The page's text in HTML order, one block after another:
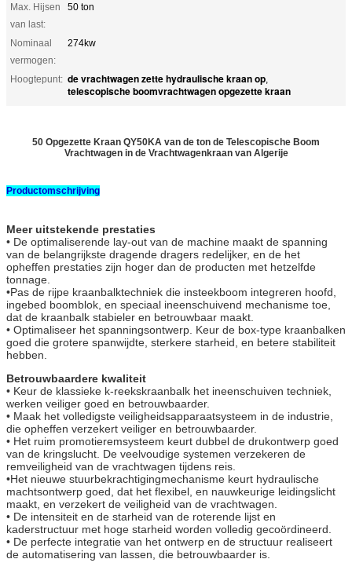
Max. Hijsen
van last:
50 ton
Nominaal
vermogen:
274kw
Hoogtepunt: de vrachtwagen zette hydraulische kraan op,
telescopische boomvrachtwagen opgezette kraan
50 Opgezette Kraan QY50KA van de ton de Telescopische Boom
Vrachtwagen in de Vrachtwagenkraan van Algerije
Productomschrijving
Meer uitstekende prestaties
• De optimaliserende lay-out van de machine maakt de spanning
van de belangrijkste dragende dragers redelijker, en de het
opheffen prestaties zijn hoger dan de producten met hetzelfde
tonnage.
•Pas de rijpe kraanbalktechniek die insteekboom integreren hoofd,
ingebed boomblok, en speciaal ineenschuivend mechanisme toe,
dat de kraanbalk stabieler en betrouwbaar maakt.
• Optimaliseer het spanningsontwerp. Keur de box-type kraanbalken
goed die grotere spanwijdte, sterkere starheid, en betere stabiliteit
hebben.
Betrouwbaardere kwaliteit
• Keur de klassieke k-reekskraanbalk het ineenschuiven techniek,
werken veiliger goed en betrouwbaarder.
• Maak het volledigste veiligheidsapparaatsysteem in de industrie,
die opheffen verzekert veiliger en betrouwbaarder.
• Het ruim promotieremsysteem keurt dubbel de drukontwerp goed
van de kringslucht. De veelvoudige systemen verzekeren de
remveiligheid van de vrachtwagen tijdens reis.
•Het nieuwe stuurbekrachtigingmechanisme keurt hydraulische
machtsontwerp goed, dat het flexibel, en nauwkeurige leidingslicht
maakt, en verzekert de veiligheid van de vrachtwagen.
• De intensiteit en de starheid van de roterende lijst en
kaderstructuur met hoge starheid worden volledig gecoördineerd.
• De perfecte integratie van het ontwerp en de structuur realiseert
de automatisering van lassen, die betrouwbaarder is.